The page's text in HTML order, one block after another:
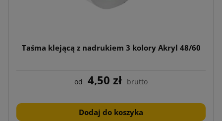
Taśma klejącą z nadrukiem 3 kolory Akryl 48/60
od 4,50 zł brutto
Dodaj do koszyka